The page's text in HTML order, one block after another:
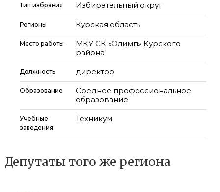
Тип избрания Избирательный округ
Регионы Курская область
Место работы
МКУ СК «Олимп» Курского
района
Должность директор
Образование
Среднее профессиональное
образование
Учебные
заведения:
Техникум
Депутаты того же региона